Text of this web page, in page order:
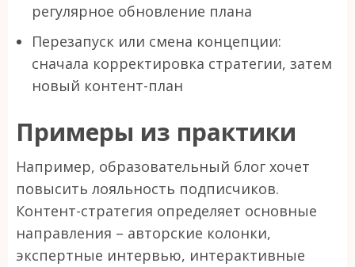
регулярное обновление плана
Перезапуск или смена концепции:
сначала корректировка стратегии, затем
новый контент-план
Примеры из практики
Например, образовательный блог хочет
повысить лояльность подписчиков.
Контент-стратегия определяет основные
направления – авторские колонки,
экспертные интервью, интерактивные